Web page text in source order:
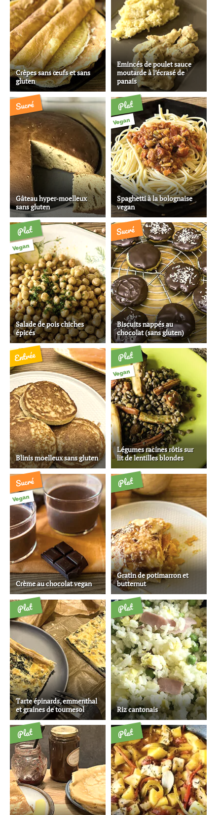
Crêpes sans œufs et sans
gluten
Emincés de poulet sauce
moutarde à l’écrasé de
panais
Sucré
Gâteau hyper-moelleux
sans gluten
Plat
Vegan
Spaghetti à la bolognaise
vegan
Plat
Vegan
Salade de pois chiches
épicés
Sucré
Biscuits nappés au
chocolat (sans gluten)
Entrée
Blinis moelleux sans gluten
Plat
Vegan
Légumes racines rôtis sur
lit de lentilles blondes
Sucré
Vegan
Crème au chocolat vegan
Plat
Gratin de potimarron et
butternut
Plat
Tarte épinards, emmenthal
et graines de tournesol
Plat
Riz cantonais
Plat Plat